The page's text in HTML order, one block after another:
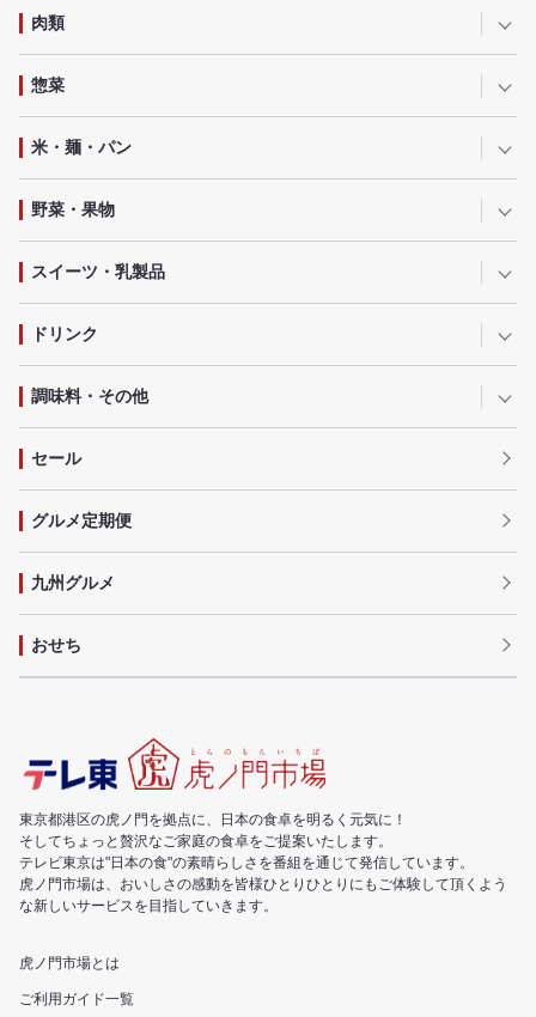
肉類
惣菜
米・麺・パン
野菜・果物
スイーツ・乳製品
ドリンク
調味料・その他
セール
グルメ定期便
九州グルメ
おせち
東京都港区の虎ノ門を拠点に、日本の食卓を明るく元気に！
そしてちょっと贅沢なご家庭の食卓をご提案いたします。
テレビ東京は"日本の食"の素晴らしさを番組を通じて発信しています。
虎ノ門市場は、おいしさの感動を皆様ひとりひとりにもご体験して頂くよう
な新しいサービスを目指していきます。
虎ノ門市場とは
ご利用ガイド一覧